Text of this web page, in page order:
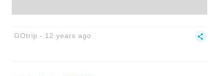
GOtrip 12 years ago